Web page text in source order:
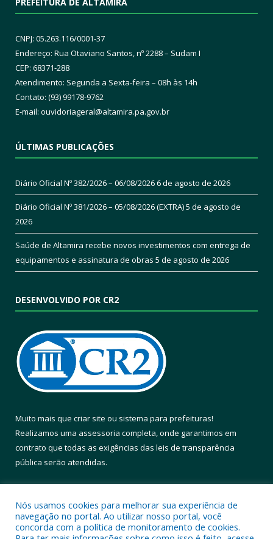
CNPJ: 05.263.116/0001-37
Endereço: Rua Otaviano Santos, nº 2288 – Sudam I
CEP: 68371-288
Atendimento: Segunda a Sexta-feira – 08h às 14h
Contato: (93) 99178-9762
E-mail: ouvidoriageral@altamira.pa.gov.br
ÚLTIMAS PUBLICAÇÕES
Diário Oficial Nº 382/2026 – 06/08/20266 de agosto de 2026
Diário Oficial Nº 381/2026 – 05/08/2026 (EXTRA)5 de agosto de
2026
Saúde de Altamira recebe novos investimentos com entrega de
equipamentos e assinatura de obras 5 de agosto de 2026
DESENVOLVIDO POR CR2
Muito mais que criar site ou sistema para prefeituras!
Realizamos uma assessoria completa, onde garantimos em
contrato que todas as exigências das leis de transparência
pública serão atendidas.
Nós usamos cookies para melhorar sua experiência de
navegação no portal. Ao utilizar nosso portal, você
concorda com a política de monitoramento de cookies.